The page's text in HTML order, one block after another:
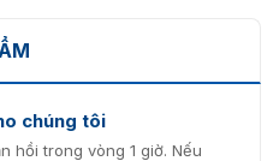
chúng tôi
hồi trong vòng 1 giờ. Nếu